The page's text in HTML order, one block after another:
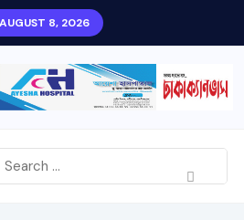
AUGUST 8, 2026